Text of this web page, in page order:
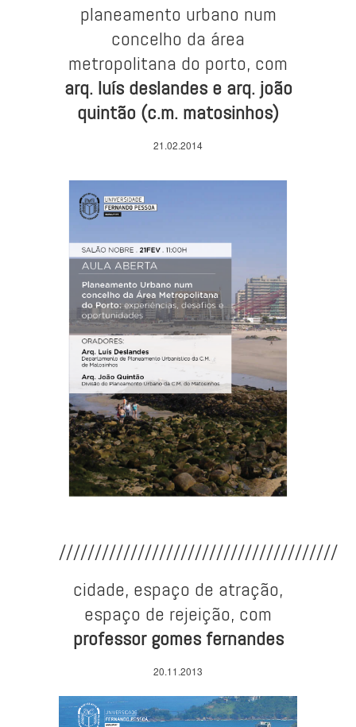
planeamento urbano num
concelho da área
metropolitana do porto, com
arq. luís deslandes e arq. joão
quintão (c.m. matosinhos)
21.02.2014
///////////////////////////////////////
cidade, espaço de atração,
espaço de rejeição, com
professor gomes fernandes
20.11.2013